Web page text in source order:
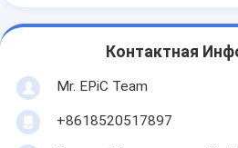
Контактная
Mr. EPiC Team
+8618520517897